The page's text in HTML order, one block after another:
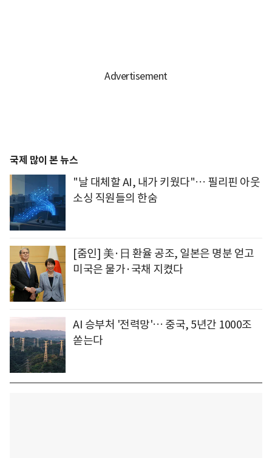
국제 많이 본 뉴스
"날 대체할 AI, 내가 키웠다"… 필리핀 아웃
소싱 직원들의 한숨
[줌인] 美·日 환율 공조, 일본은 명분 얻고
미국은 물가·국채 지켰다
AI 승부처 '전력망'… 중국, 5년간 1000조
쏟는다